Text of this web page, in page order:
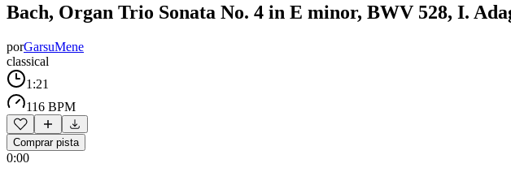
Bach, Organ Trio Sonata No. 4 in E minor, BWV 528, I.
porGarsuMene
classical
1:21
116 BPM
Comprar pista
0:00